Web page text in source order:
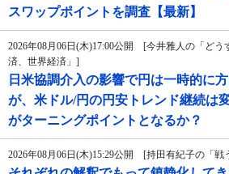
スワップポイントを調査【最新】
2026年08月06日(木)17:00公開 [今井雅人の「どう
済、世界経済」]
日米協調介入の影響で円は一時的に
が、米ドル/円の円安トレンド継続は
がターニングポイントとなるか？
2026年08月06日(木)15:29公開 [持田有紀子の「戦